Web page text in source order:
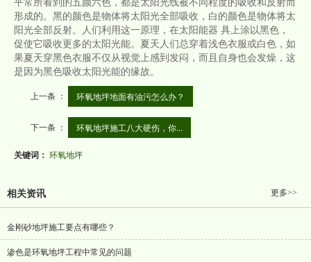
平常所看到的五颜六色，都是太阳光线被不同程度的吸收和反射而
形成的。黑的颜色是物体将太阳光全部吸收，白的颜色是物体将太
阳光全部反射。人们利用这一原理，在太阳能器 具上涂以黑色，
促使它吸收更多的太阳光能。夏天人们总穿着浅色衣服或白色，如
果夏天穿黑色衣服不仅从视觉上感到发闷，而且自身也会发燥，这
是因为黑色吸收太阳光能的缘故。
上一条 ： 环氧地坪地面有油污怎么办？
下一条 ： 环氧地坪施工八大硬伤，你...
关键词： 环氧地坪
相关资讯 更多>>
金刚砂地坪施工要点有哪些？
渗色是环氧地坪工程中常见的问题